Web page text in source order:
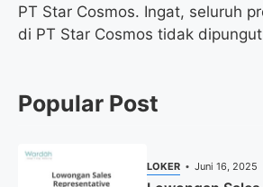
PT Star Cosmos. Ingat, seluruh
di PT Star Cosmos tidak
Popular Post
LOKER Juni 16, 2025